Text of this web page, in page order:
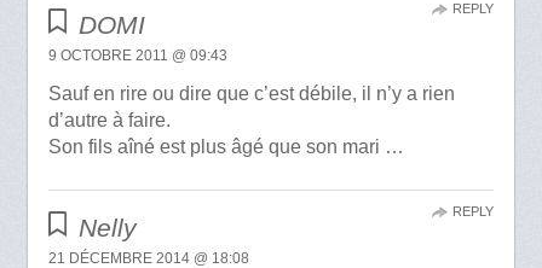
DOMI
9 OCTOBRE 2011 @ 09:43
Sauf en rire ou dire que c’est débile, il n’y a rien
d’autre à faire.
Son fils aîné est plus âgé que son mari …
REPLY
Nelly
21 DÉCEMBRE 2014 @ 18:08
REPLY